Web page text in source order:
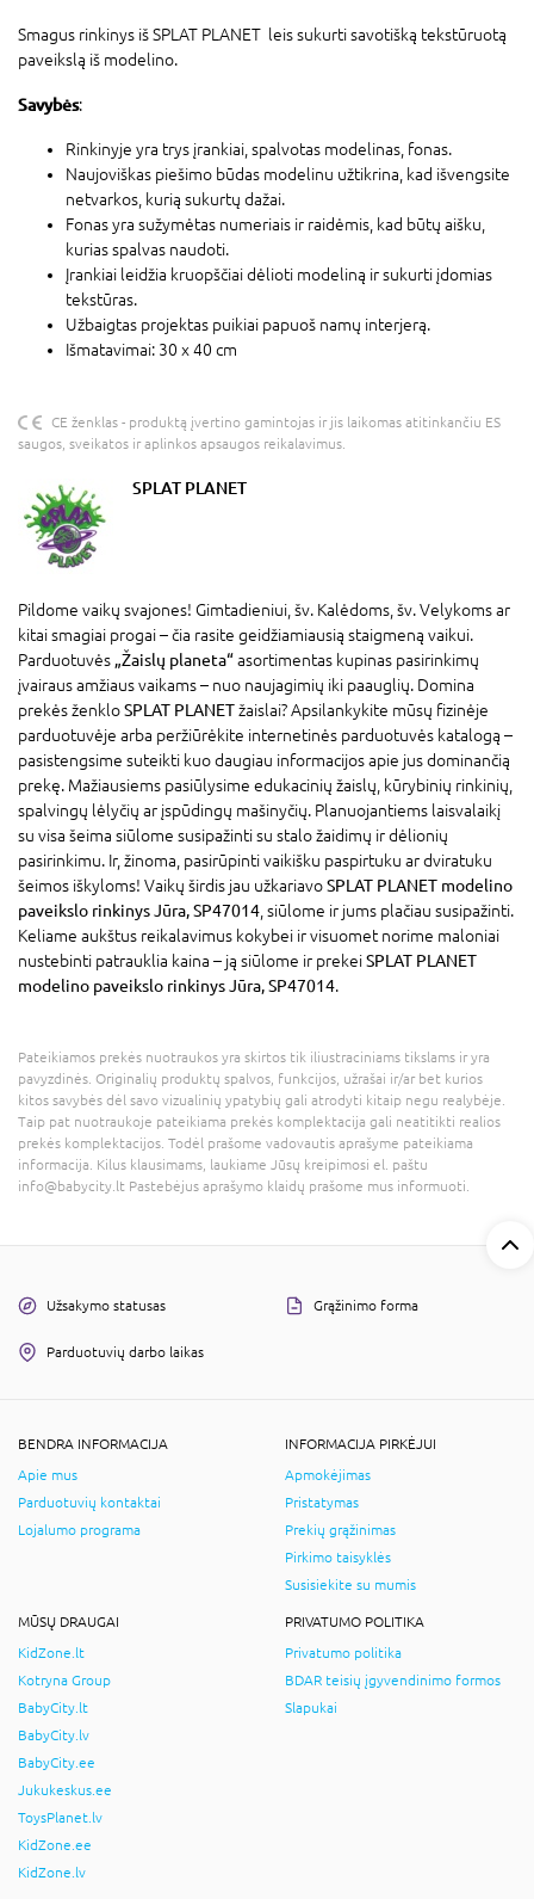
Smagus rinkinys iš SPLAT PLANET leis sukurti savotišką tekstūruotą
paveikslą iš modelino.
Savybės:
Rinkinyje yra trys įrankiai, spalvotas modelinas, fonas.
Naujoviškas piešimo būdas modelinu užtikrina, kad išvengsite
netvarkos, kurią sukurtų dažai.
Fonas yra sužymėtas numeriais ir raidėmis, kad būtų aišku,
kurias spalvas naudoti.
Įrankiai leidžia kruopščiai dėlioti modeliną ir sukurti įdomias
tekstūras.
Užbaigtas projektas puikiai papuoš namų interjerą.
Išmatavimai: 30 x 40 cm
CE ženklas - produktą įvertino gamintojas ir jis laikomas atitinkančiu ES
saugos, sveikatos ir aplinkos apsaugos reikalavimus.
SPLAT PLANET
Pildome vaikų svajones! Gimtadieniui, šv. Kalėdoms, šv. Velykoms ar
kitai smagiai progai – čia rasite geidžiamiausią staigmeną vaikui.
Parduotuvės „Žaislų planeta“asortimentas kupinas pasirinkimų
įvairaus amžiaus vaikams – nuo naujagimių iki paauglių. Domina
prekės ženkloSPLAT PLANETžaislai? Apsilankykite mūsų fizinėje
parduotuvėje arba peržiūrėkite internetinės parduotuvės katalogą –
pasistengsime suteikti kuo daugiau informacijos apie jus dominančią
prekę. Mažiausiems pasiūlysime edukacinių žaislų, kūrybinių rinkinių,
spalvingų lėlyčių ar įspūdingų mašinyčių. Planuojantiems laisvalaikį
su visa šeima siūlome susipažinti su stalo žaidimų ir dėlionių
pasirinkimu. Ir, žinoma, pasirūpinti vaikišku paspirtuku ar dviratuku
šeimos iškyloms! Vaikų širdis jau užkariavoSPLAT PLANET modelino
paveikslo rinkinys Jūra, SP47014, siūlome ir jums plačiau susipažinti.
Keliame aukštus reikalavimus kokybei ir visuomet norime maloniai
nustebinti patrauklia kaina – ją siūlome ir prekeiSPLAT PLANET
modelino paveikslo rinkinys Jūra, SP47014.
Pateikiamos prekės nuotraukos yra skirtos tik iliustraciniams tikslams ir yra
pavyzdinės. Originalių produktų spalvos, funkcijos, užrašai ir/ar bet kurios
kitos savybės dėl savo vizualinių ypatybių gali atrodyti kitaip negu realybėje.
Taip pat nuotraukoje pateikiama prekės komplektacija gali neatitikti realios
prekės komplektacijos. Todėl prašome vadovautis aprašyme pateikiama
informacija. Kilus klausimams, laukiame Jūsų kreipimosi el. paštu
info@babycity.lt Pastebėjus aprašymo klaidų prašome mus informuoti.
Užsakymo statusas Grąžinimo forma
Parduotuvių darbo laikas
BENDRA INFORMACIJA
Apie mus
Parduotuvių kontaktai
Lojalumo programa
INFORMACIJA PIRKĖJUI
Apmokėjimas
Pristatymas
Prekių grąžinimas
Pirkimo taisyklės
Susisiekite su mumis
MŪSŲ DRAUGAI
KidZone.lt
Kotryna Group
BabyCity.lt
BabyCity.lv
BabyCity.ee
Jukukeskus.ee
ToysPlanet.lv
KidZone.ee
KidZone.lv
PRIVATUMO POLITIKA
Privatumo politika
BDAR teisių įgyvendinimo formos
Slapukai